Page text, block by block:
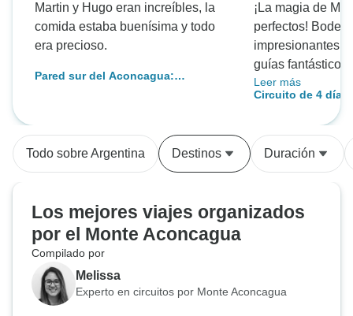
Martin y Hugo eran increíbles, la
comida estaba buenísima y todo
era precioso.
Pared sur del Aconcagua:
¡La magia de
perfectos!
impresionantes
guías
para cualquier
recomendable!
Leer más
Circuito de 4 días
Todo sobre Argentina Destinos Duración
Los mejores viajes organizados
por el Monte Aconcagua
Compilado por
Melissa
Experto en circuitos por Monte Aconcagua